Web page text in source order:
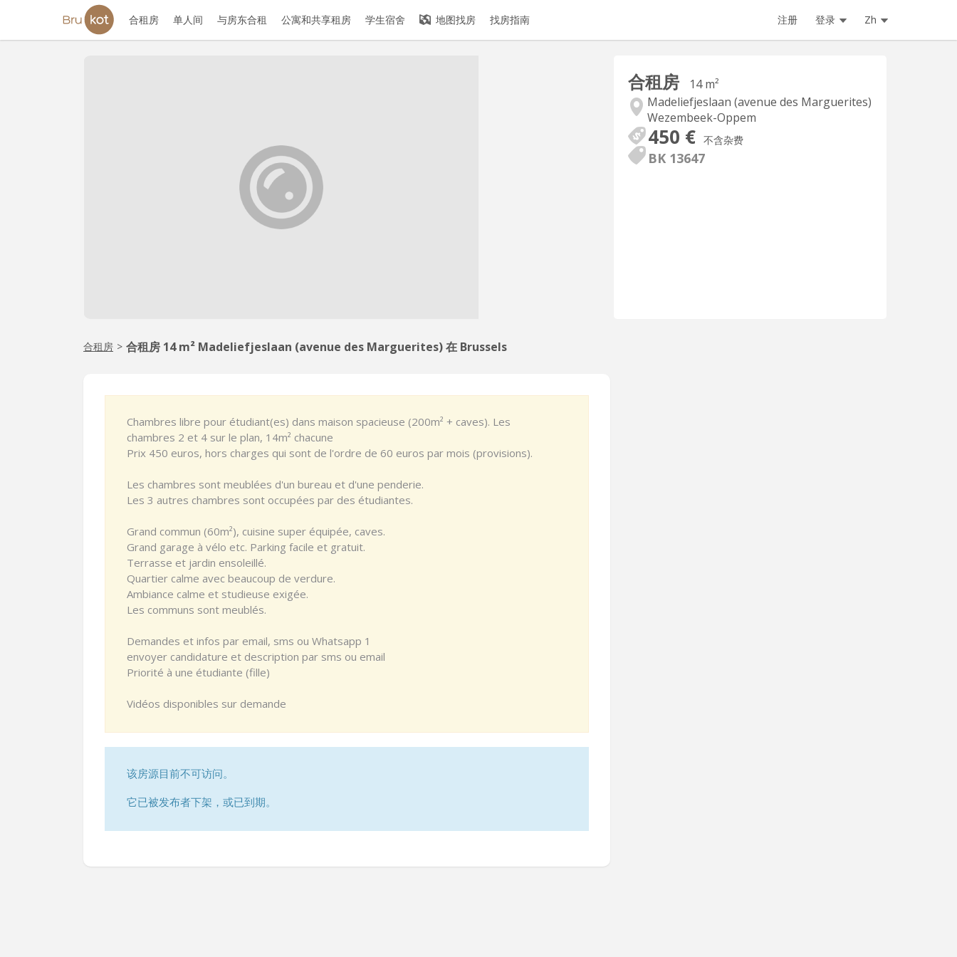
合租房 单人间 与房东合租 公寓和共享租房 学生宿舍 地图找房 找房指南 注册 登录 Zh
合租房
14 m²
Madeliefjeslaan (avenue des Marguerites)
Wezembeek-Oppem
450 € 不含杂费
BK 13647
合租房 > 合租房 14 m² Madeliefjeslaan (avenue des Marguerites) 在 Brussels
Chambres libre pour étudiant(es) dans maison spacieuse (200m² + caves). Les
chambres 2 et 4 sur le plan, 14m² chacune
Prix 450 euros, hors charges qui sont de l'ordre de 60 euros par mois (provisions).
Les chambres sont meublées d'un bureau et d'une penderie.
Les 3 autres chambres sont occupées par des étudiantes.
Grand commun (60m²), cuisine super équipée, caves.
Grand garage à vélo etc. Parking facile et gratuit.
Terrasse et jardin ensoleillé.
Quartier calme avec beaucoup de verdure.
Ambiance calme et studieuse exigée.
Les communs sont meublés.
Demandes et infos par email, sms ou Whatsapp 1
envoyer candidature et description par sms ou email
Priorité à une étudiante (fille)
Vidéos disponibles sur demande
该房源目前不可访问。
它已被发布者下架，或已到期。